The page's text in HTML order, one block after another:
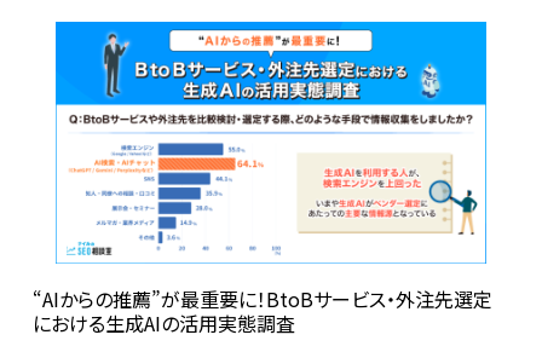
“AIからの推薦”が最重要に！BtoBサービス・外注先選定
における生成AIの活用実態調査